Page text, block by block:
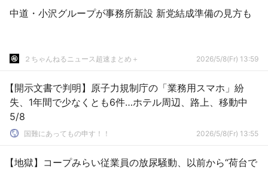
中道・小沢グループが事務所新設 新党結成準備の見方も
２ちゃんねるニュース超速まとめ＋ 2026/5/8(Fr) 13:59
【開示文書で判明】原子力規制庁の「業務用スマホ」紛
失、1年間で少なくとも6件…ホテル周辺、路上、移動中
5/8
国難にあってもの申す！！ 2026/5/8(Fr) 13:55
【地獄】コープみらい従業員の放尿騒動、以前から“荷台で